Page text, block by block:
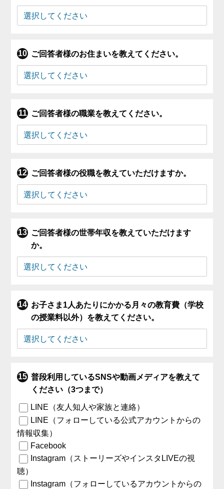
ご回答者様のお住まいを教えてください。
ご回答者様の職業を教えてください。
ご回答者様の役職を教えていただけますか。
ご回答者様の世帯年収を教えていただけます
か。
お子さま1人あたりにかかる月々の教育費（学校
の授業料以外）を教えてください。
普段利用しているSNSや動画メディアを教えて
ください（3つまで）
LINE（友人知人や家族と連絡）
LINE（フォローしている公式アカウントからの
情報収集）
Facebook
Instagram（ストーリーズやインスタLIVEの視
聴）
Instagram（フォローしているアカウントからの